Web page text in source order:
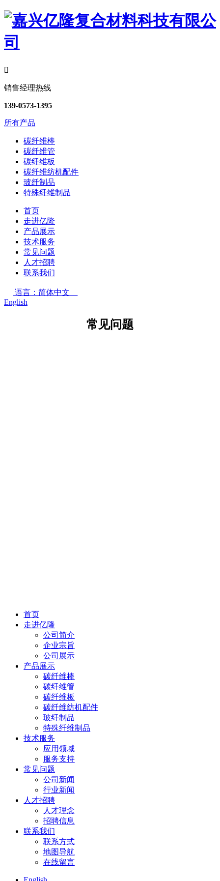

销售经理热线
139-0573-1395
所有产品
碳纤维棒
碳纤维管
碳纤维板
碳纤维纺机配件
玻纤制品
特殊纤维制品
首页
走进亿隆
产品展示
技术服务
常见问题
人才招聘
联系我们
语言：简体中文
English
常见问题
首页
走进亿隆
公司简介
企业宗旨
公司展示
产品展示
碳纤维棒
碳纤维管
碳纤维板
碳纤维纺机配件
玻纤制品
特殊纤维制品
技术服务
应用领域
服务支持
常见问题
公司新闻
行业新闻
人才招聘
人才理念
招聘信息
联系我们
联系方式
地图导航
在线留言